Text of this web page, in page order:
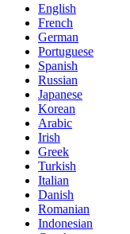
English
French
German
Portuguese
Spanish
Russian
Japanese
Korean
Arabic
Irish
Greek
Turkish
Italian
Danish
Romanian
Indonesian